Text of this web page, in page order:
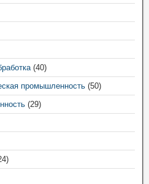
(40)
промышленность (50)
(29)